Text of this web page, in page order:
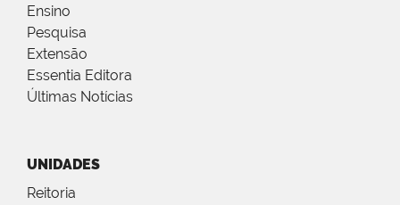
Ensino
Pesquisa
Extensão
Essentia Editora
Últimas Notícias
UNIDADES
Reitoria